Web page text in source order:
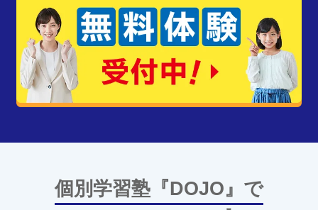
個別学習塾『DOJO』で